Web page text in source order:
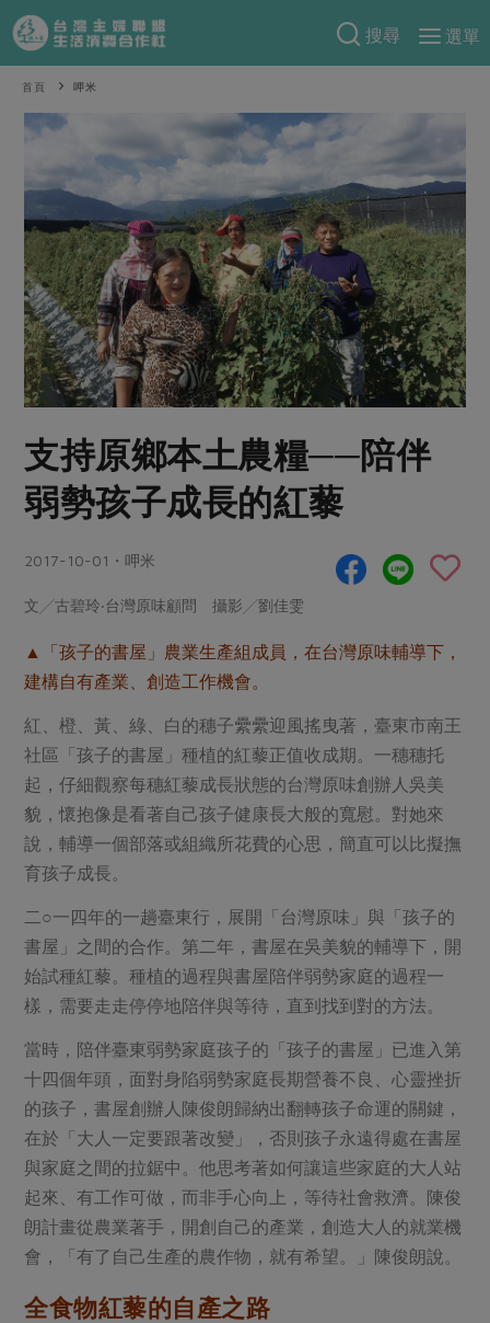
搜尋
選單
產品分類
當季蔬果
一籃菜 當令水果
蕈菇類
辛香料類
奶蛋豆・五穀
蛋 乳製品
豆製品 米麵雜糧
肉品・水產
畜產肉類 水產
調理食材・點心
調味醬料/南北貨 烘焙
休閒零嘴 沖泡飲品
保健食品
居家好物
美妝保養 個人清潔
家庭清潔
防災用品
最新產品
優惠專區
素食專區
樂齡友善
食譜料理
食材
米食
麵食
肉食
海鮮
常備菜
蛋料理
醬料
湯品．鍋物
漬物
涼拌沙拉
飲品
主題食譜
年菜食譜
養身食補
節慶大餐
高麗菜海鮮煎餅
特別企畫
預購活動
把最好的台灣味帶回家！
防災用品預購圓滿結束
2026年端午節預購圓滿結束
更多預購活動
當季產品
合作25-經典快閃最後一週
合作25-精選產品第四彈
合作25-精選產品第三彈
主婦聯盟X樂齡網特約優惠案
30%rPET紅烏龍茶
更多議題活動
把最好的台灣味帶回家！
綠主張
觀點文章
主婦食堂 一籃菜真心話
社內大小事 合作聯合國
樂齡生活 親子食育
廚房瑜伽
關注議題
減硝酸鹽 惜食
非基改運動 支持本土農糧
廢核運動 能源議題
減添加物 減塑減廢
公益金 食農教育
綠主張月刊
典藏閱覽室
關於合作社
認識合作社
關於我們
合作社組織
員工與求才
產品檢驗
自主把關
硝酸鹽檢驗
社員權益
合作社法規
社務專區
選舉專區
最新消息
媒體報導
地區活動
社務會議 地區活動
活動報下載
重要公告
首頁 呷米
支持原鄉本土農糧──陪伴
弱勢孩子成長的紅藜
2017-10-01・呷米
文╱古碧玲‧台灣原味顧問 攝影╱劉佳雯
▲「孩子的書屋」農業生產組成員，在台灣原味輔導下，
建構自有產業、創造工作機會。
紅、橙、黃、綠、白的穗子纍纍迎風搖曳著，臺東市南王
社區「孩子的書屋」種植的紅藜正值收成期。一穗穗托
起，仔細觀察每穗紅藜成長狀態的台灣原味創辦人吳美
貌，懷抱像是看著自己孩子健康長大般的寬慰。對她來
說，輔導一個部落或組織所花費的心思，簡直可以比擬撫
育孩子成長。
二○一四年的一趟臺東行，展開「台灣原味」與「孩子的
書屋」之間的合作。第二年，書屋在吳美貌的輔導下，開
始試種紅藜。種植的過程與書屋陪伴弱勢家庭的過程一
樣，需要走走停停地陪伴與等待，直到找到對的方法。
當時，陪伴臺東弱勢家庭孩子的「孩子的書屋」已進入第
十四個年頭，面對身陷弱勢家庭長期營養不良、心靈挫折
的孩子，書屋創辦人陳俊朗歸納出翻轉孩子命運的關鍵，
在於「大人一定要跟著改變」，否則孩子永遠得處在書屋
與家庭之間的拉鋸中。他思考著如何讓這些家庭的大人站
起來、有工作可做，而非手心向上，等待社會救濟。陳俊
朗計畫從農業著手，開創自己的產業，創造大人的就業機
會，「有了自己生產的農作物，就有希望。」陳俊朗說。
全食物紅藜的自產之路